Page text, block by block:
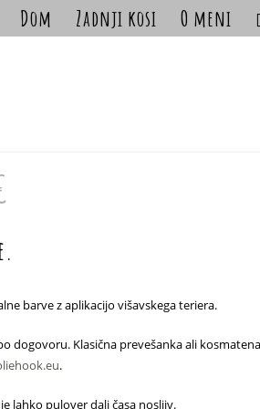
Dom Zadnji kosi O meni
barve z aplikacijo višavskega teriera.
dogovoru. Klasična prevešanka ali
.
lahko pulover dalj časa nosljiv.